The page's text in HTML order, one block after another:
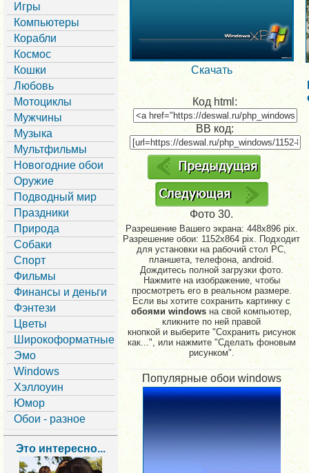
Игры
Компьютеры
Корабли
Космос
Кошки
Любовь
Мотоциклы
Мужчины
Музыка
Мультфильмы
Новогодние обои
Оружие
Подводный мир
Праздники
Природа
Собаки
Спорт
Фильмы
Финансы и деньги
Фэнтези
Цветы
Широкоформатные
Эмо
Windows
Хэллоуин
Юмор
Обои - разное
Это интересно...
Скачать
Код html:
BB код:
Фото 30.
Разрешение Вашего экрана: 448x896 pix.
Разрешение обои: 1152x864 pix. Подходит
для установки на рабочий стол PC,
планшета, телефона, android.
Дождитесь полной загрузки фото.
Нажмите на изображение, чтобы
просмотреть его в реальном размере.
Если вы хотите сохранить картинку с
обоями windowsна свой компьютер,
кликните по ней правой
кнопкой и выберите "Сохранить рисунок
как...", или нажмите "Сделать фоновым
рисунком".
Популярные обои windows